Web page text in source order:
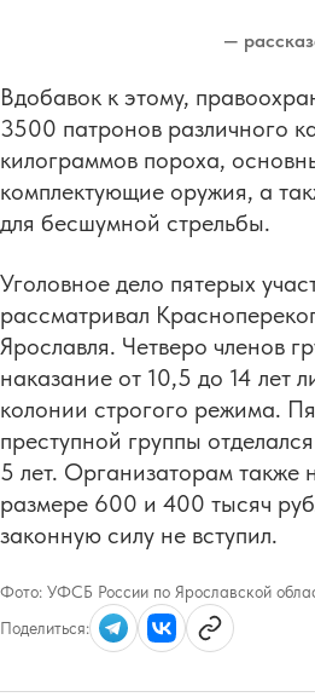
—
Вдобавок к этому,
3500 патронов различного
килограммов пороха,
комплектующие оружия, а
для бесшумной стрельбы.
Уголовное дело пятерых
рассматривал
Ярославля. Четверо членов
наказание от 10,5 до 14 лет
колонии строгого режима.
преступной группы
5 лет. Организаторам также
размере 600 и 400 тысяч
законную силу не вступил.
Фото: УФСБ России по Ярославской
Поделиться: